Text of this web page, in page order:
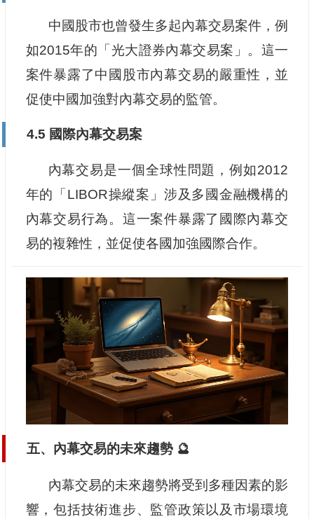
中國股市也曾發生多起內幕交易案件，例
如2015年的「光大證券內幕交易案」。這一
案件暴露了中國股市內幕交易的嚴重性，並
促使中國加強對內幕交易的監管。
4.5 國際內幕交易案
內幕交易是一個全球性問題，例如2012
年的「LIBOR操縱案」涉及多國金融機構的
內幕交易行為。這一案件暴露了國際內幕交
易的複雜性，並促使各國加強國際合作。
五、內幕交易的未來趨勢 🔮
內幕交易的未來趨勢將受到多種因素的影
響，包括技術進步、監管政策以及市場環境